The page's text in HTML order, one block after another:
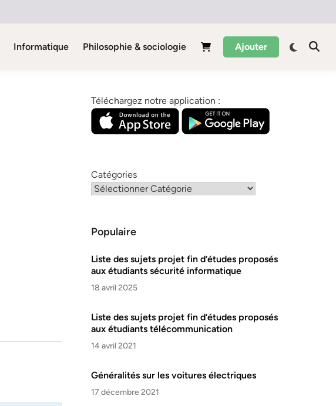
Informatique Philosophie & sociologie Ajouter
Téléchargez notre application :
Catégories
Populaire
Liste des sujets projet fin d’études proposés
aux étudiants sécurité informatique
18 avril 2025
Liste des sujets projet fin d’études proposés
aux étudiants télécommunication
14 avril 2021
Généralités sur les voitures électriques
17 décembre 2021